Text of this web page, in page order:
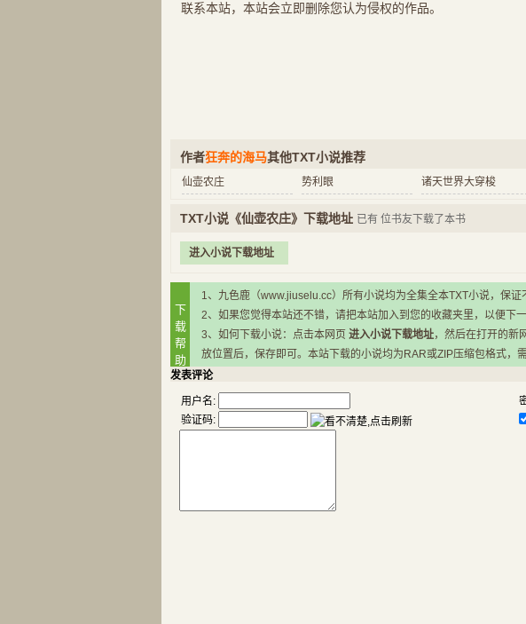
联系本站，本站会立即删除您认为侵权的作品。
作者狂奔的海马其他TXT小说推荐
仙壶农庄 势利眼 诸天世界大穿梭
TXT小说《仙壶农庄》下载地址 已有 位书友下载了本书
进入小说下载地址
下
载
帮
助
1、九色鹿（www.jiuselu.cc）所有小说均为全集全本TXT小说，保证
2、如果您觉得本站还不错，请把本站加入到您的收藏夹里，以便下
3、如何下载小说：点击本网页 进入小说下载地址，然后在打开的新
放位置后，保存即可。本站下载的小说均为RAR或ZIP压缩包格式，
发表评论
用户名:
验证码: